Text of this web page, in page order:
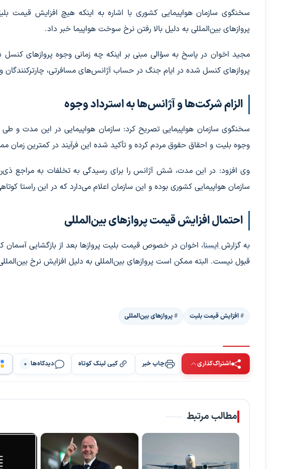
سخنگوی سازمان هواپیمایی کشوری با اشاره به اینکه هیچ افزایش قیمت
پروازهای بین‌المللی به دلیل بالا رفتن نرخ سوخت هواپیما خبر داد.
مجید اخوان در پاسخ به سؤالی مبنی بر اینکه چه زمانی وجوه پروازهای
پروازهای کنسل شده در ایام جنگ در حساب آژانس‌های مسافرتی،
الزام شرکت‌ها و آژانس‌ها به استرداد وجوه
سخنگوی سازمان هواپیمایی تصریح کرد: سازمان هواپیمایی در این مدت و طی
وجوه بلیت و احقاق حقوق مردم کرده و تأکید شده این فرآیند در کمترین زمان
وی افزود: در این مدت، شش آژانس را برای رسیدگی به تخلفات به مراجع
سازمان هواپیمایی کشوری بوده و این سازمان اعلام می‌دارد که در این راستا
احتمال افزایش قیمت پروازهای بین‌المللی
به گزارشایسنا، اخوان در خصوص قیمت بلیت پروازها بعد از بازگشایی آسمان
قبول نیست. البته ممکن است پروازهای بین‌المللی به دلیل افزایش نرخ
افزایش قیمت بلیت پروازهای بین‌المللی
اشتراک‌گذاری چاپ خبر کپی لینک کوتاه دیدگاه‌ها 0
مطالب مرتبط